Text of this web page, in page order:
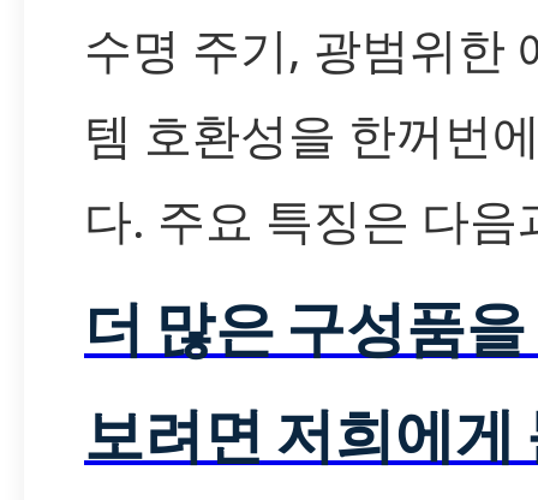
수명 주기, 광범위한
템 호환성을 한꺼번
다. 주요 특징은 다음
더 많은 구성품
보려면 저희에게